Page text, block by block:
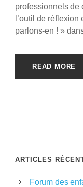
professionnels de
l’outil de
parlons-en ! »
READ MORE
ARTICLES
Forum des